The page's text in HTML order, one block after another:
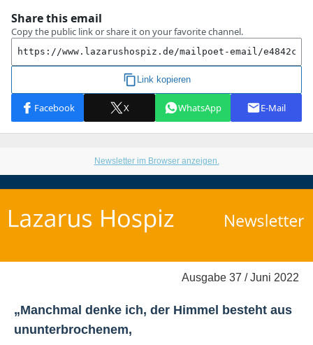
Newsletter im Browser anzeigen.
Ausgabe 37 / Juni 2022
„Manchmal denke ich, der Himmel besteht aus
ununterbrochenem,